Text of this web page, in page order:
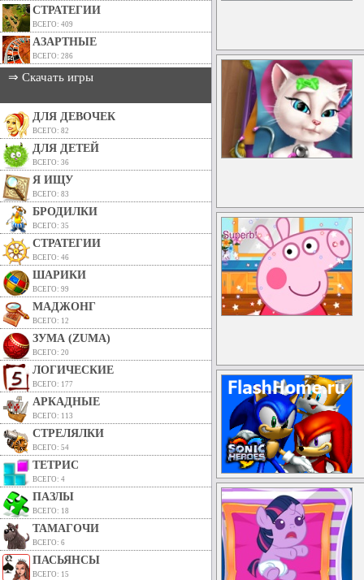
СТРАТЕГИИ
ВСЕГО: 409
АЗАРТНЫЕ
ВСЕГО: 286
⇒ Скачать игры
ДЛЯ ДЕВОЧЕК
ВСЕГО: 82
ДЛЯ ДЕТЕЙ
ВСЕГО: 36
Я ИЩУ
ВСЕГО: 83
БРОДИЛКИ
ВСЕГО: 35
СТРАТЕГИИ
ВСЕГО: 46
ШАРИКИ
ВСЕГО: 99
МАДЖОНГ
ВСЕГО: 12
ЗУМА (ZUMA)
ВСЕГО: 20
ЛОГИЧЕСКИЕ
ВСЕГО: 177
АРКАДНЫЕ
ВСЕГО: 113
СТРЕЛЯЛКИ
ВСЕГО: 54
ТЕТРИС
ВСЕГО: 4
ПАЗЛЫ
ВСЕГО: 18
ТАМАГОЧИ
ВСЕГО: 6
ПАСЬЯНСЫ
ВСЕГО: 15